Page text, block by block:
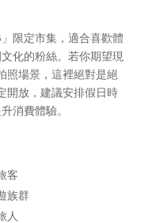
限定市集，適合喜歡體
化的粉絲。若你期望現
照場景，這裡絕對是絕
開放，建議安排假日時
消費體驗。
客
族群
人